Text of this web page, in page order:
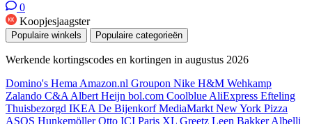
0
Koopjesjaagster
Populaire winkels Populaire categorieën
Werkende kortingscodes en kortingen in augustus 2026
Domino's Hema Amazon.nl Groupon Nike H&M Wehkamp
Zalando C&A Albert Heijn bol.com Coolblue AliExpress Efteling
Thuisbezorgd IKEA De BijenkorfMediaMarkt New York Pizza
ASOS HunkemöllerOtto ICI Paris XL Greetz Leen BakkerAlbelli